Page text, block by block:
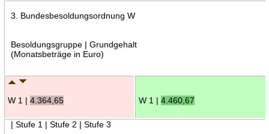
3. Bundesbesoldungsordnung W
Besoldungsgruppe | Grundgehalt
(Monatsbeträge in Euro)
W 1 | 4.364,65 W 1 | 4.460,67
| Stufe 1 | Stufe 2 | Stufe 3